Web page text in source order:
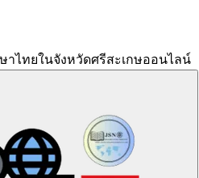
าไทยในจังหวัดศรีสะเกษออนไลน์